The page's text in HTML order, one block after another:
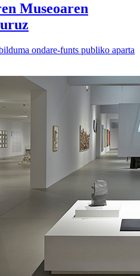
Museoaren
ondare-funts publiko aparta